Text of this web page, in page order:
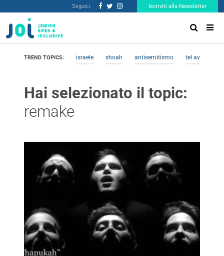
Seguici: Iscriviti alla Newsletter
TREND TOPICS: israele shoah antisemitismo tel aviv
Hai selezionato il topic:
remake